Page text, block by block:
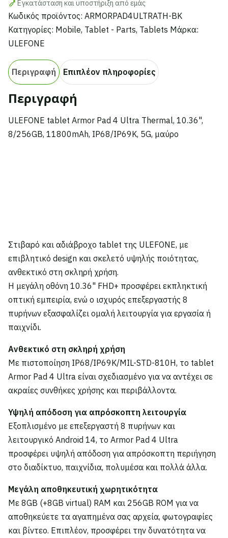
IP68/IP69K,
μαύρο
Εγκατάσταση και υποστήριξη από εμάς
Κωδικός προϊόντος: ARMORPAD4ULTRATH-BK
Κατηγορίες: Mobile, Tablet - Parts, Tablets Μάρκα:
ULEFONE
Περιγραφή Επιπλέον πληροφορίες
Περιγραφή
ULEFONE tablet Armor Pad 4 Ultra Thermal, 10.36",
8/256GB, 11800mAh, IP68/IP69K, 5G, μαύρο
Στιβαρό και αδιάβροχο tablet της ULEFONE, με
επιβλητικό design και σκελετό υψηλής ποιότητας,
ανθεκτικό στη σκληρή χρήση.
Η μεγάλη οθόνη 10.36" FHD+ προσφέρει εκπληκτική
οπτική εμπειρία, ενώ ο ισχυρός επεξεργαστής 8
πυρήνων εξασφαλίζει ομαλή λειτουργία για εργασία ή
παιχνίδι.
Ανθεκτικό στη σκληρή χρήση
Με πιστοποίηση IP68/IP69K/MIL-STD-810H, το tablet
Armor Pad 4 Ultra είναι σχεδιασμένο για να αντέχει σε
ακραίες συνθήκες χρήσης και περιβάλλοντα.
Υψηλή απόδοση για απρόσκοπτη λειτουργία
Εξοπλισμένο με επεξεργαστή 8 πυρήνων και
λειτουργικό Android 14, το Armor Pad 4 Ultra
προσφέρει υψηλή απόδοση για απρόσκοπτη περιήγηση
στο διαδίκτυο, παιχνίδια, πολυμέσα και πολλά άλλα.
Μεγάλη αποθηκευτική χωρητικότητα
Με 8GB (+8GB virtual) RAM και 256GB ROM για να
αποθηκεύετε τα αγαπημένα σας αρχεία, φωτογραφίες
και βίντεο. Επιπλέον, προσφέρει την δυνατότητα να